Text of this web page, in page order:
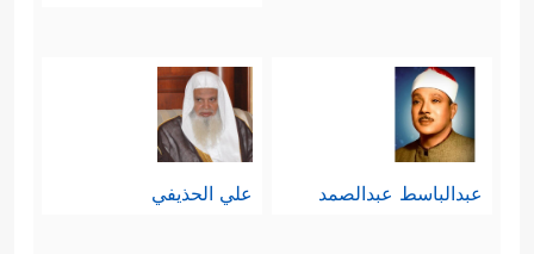
عبدالباسط عبدالصمد علي الحذيفي